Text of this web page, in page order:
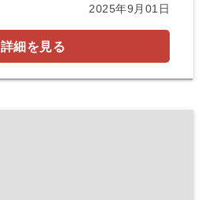
2025年9月01日
詳細を見る